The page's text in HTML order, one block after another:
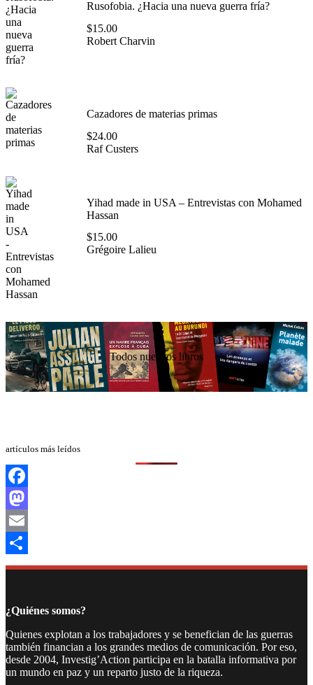
Rusofobia. ¿Hacia una nueva guerra fría?
$15.00
Robert Charvin
Cazadores de materias primas
$24.00
Raf Custers
Yihad made in USA – Entrevistas con Mohamed
Hassan
$15.00
Grégoire Lalieu
Todos nuestros libros
artículos más leídos
Facebook
Mastodon
Email
Compartir
¿Quiénes somos?
Quienes explotan a los trabajadores y se benefician de las guerras
también financian a los grandes medios de comunicación. Por eso,
desde 2004, Investig’Action participa en la batalla informativa por
un mundo en paz y un reparto justo de la riqueza.